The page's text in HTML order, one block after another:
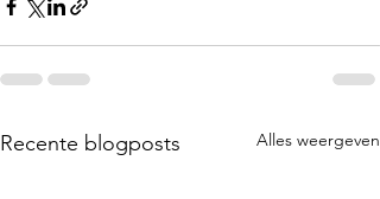
Recente blogposts Alles weergeven